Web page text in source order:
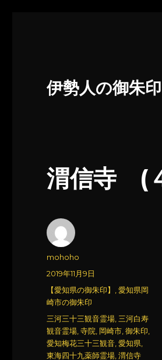
伊勢人の御朱
渭信寺 (
投
mohoho
投
稿
日:
2019年11月9日
カ
テ
ゴ
リ
ー
【愛知県の御朱印】 ,愛知県岡
崎市の御朱印
タ
グ
三河三十三観音霊場 三河白寿
観音霊場 ,寺院 岡崎市 ,御朱印
愛知梅花三十三観音 ,愛知県
東海四十九薬師霊場 ,渭信寺